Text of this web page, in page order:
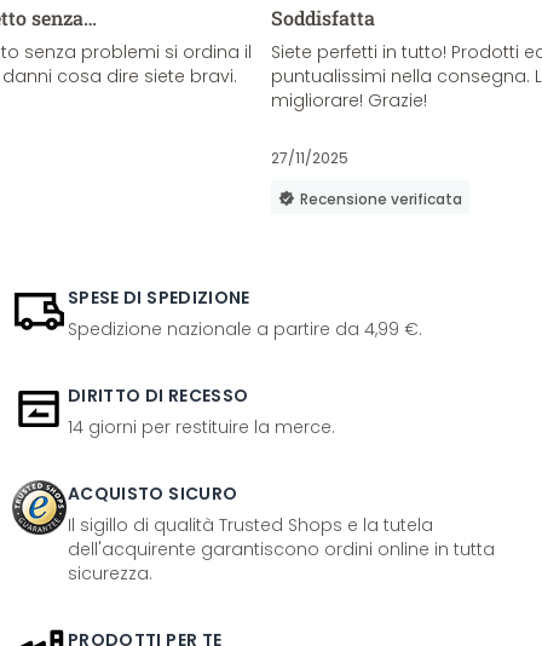
senza…
senza problemi si ordina il
cosa dire siete bravi.
Soddisfatta
Siete perfetti in tutto! Prodotti
puntualissimi nella consegna.
migliorare! Grazie!
27/11/2025
Recensione verificata
SPESE DI SPEDIZIONE
Spedizione nazionale a partire da 4,99 €.
DIRITTO DI RECESSO
14 giorni per restituire la merce.
ACQUISTO SICURO
Il sigillo di qualità Trusted Shops e la tutela
dell'acquirente garantiscono ordini online in tutta
sicurezza.
PRODOTTI PER TE